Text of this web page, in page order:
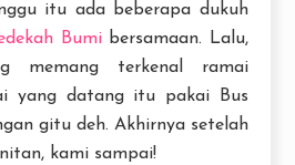
itu ada beberapa dukuh
Bumibersamaan. Lalu,
memang terkenal ramai
yang datang itu pakai Bus
gitu deh. Akhirnya setelah
kami sampai!